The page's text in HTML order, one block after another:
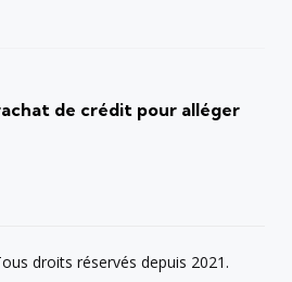
de crédit pour alléger
droits réservés depuis 2021.